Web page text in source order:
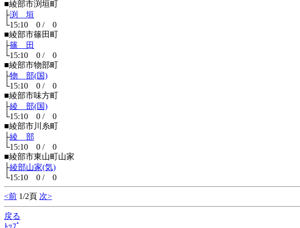
■綾部市渕垣町
├渕 垣
└15:10 0 / 0
■綾部市篠田町
├篠 田
└15:10 0 / 0
■綾部市物部町
├物 部(国)
└15:10 0 / 0
■綾部市味方町
├綾 部(国)
└15:10 0 / 0
■綾部市川糸町
├綾 部
└15:10 0 / 0
■綾部市東山町山家
├綾部山家(気)
└15:10 0 / 0
<前 1/2頁 次>
戻る
ﾄｯﾌﾟ